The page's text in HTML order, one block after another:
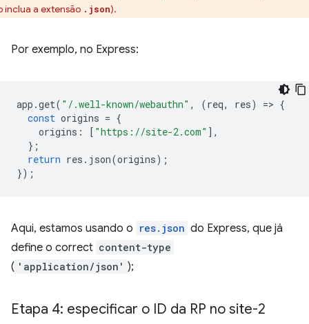
inclua a extensão .json).
Por exemplo, no Express:
app .get( "/.well-known/webauthn" , (req, res) => {
const origins = {
origins : [ "https://site-2.com" ],
};
return res . json(origins);
});
Aqui, estamos usando o res.json do Express, que já
define o correct content-type
( 'application/json' );
Etapa 4: especificar o ID da RP no site-2